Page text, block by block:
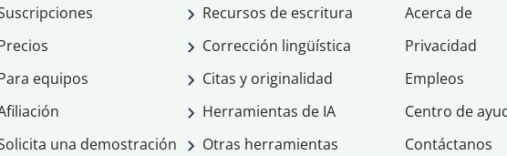
equipos
una demostración
Recursos de escritura
Corrección lingüística
Citas y originalidad
Herramientas de IA
Otras herramientas
Acerca de
Privacidad
Empleos
Centro de
Contáctanos